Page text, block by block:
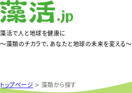
藻活で人と地球を健康に
〜藻類のチカラで、あなたと地球の未来を変える〜
トップページ > 藻類から探す